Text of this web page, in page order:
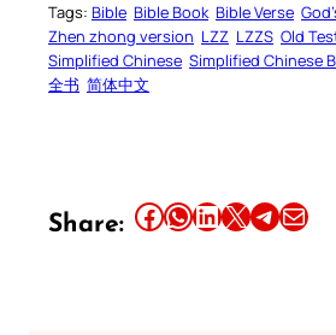
Tags: Bible Bible Book Bible Verse
Zhen zhong version LZZ LZZS Old
Simplified Chinese Simplified Chinese
全书 简体中文
Share: Share this article on Facebook Share this article on WhatsApp Share this article on LinkedIn Share this article on X Share this article on TelegramEmail this Article